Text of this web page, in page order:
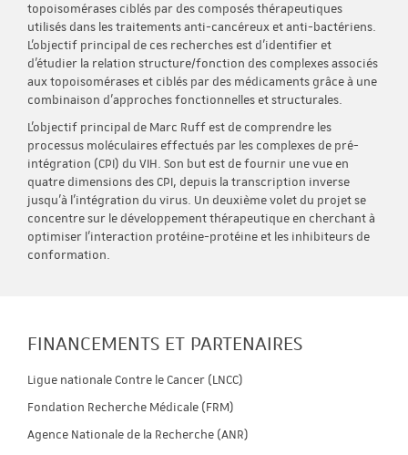
topoisomérases ciblés par des composés thérapeutiques
utilisés dans les traitements anti-cancéreux et anti-bactériens.
L'objectif principal de ces recherches est d'identifier et
d'étudier la relation structure/fonction des complexes associés
aux topoisomérases et ciblés par des médicaments grâce à une
combinaison d'approches fonctionnelles et structurales.
L'objectif principal de Marc Ruff est de comprendre les
processus moléculaires effectués par les complexes de pré-
intégration (CPI) du VIH. Son but est de fournir une vue en
quatre dimensions des CPI, depuis la transcription inverse
jusqu'à l'intégration du virus. Un deuxième volet du projet se
concentre sur le développement thérapeutique en cherchant à
optimiser l'interaction protéine-protéine et les inhibiteurs de
conformation.
FINANCEMENTS ET PARTENAIRES
Ligue nationale Contre le Cancer (LNCC)
Fondation Recherche Médicale (FRM)
Agence Nationale de la Recherche (ANR)